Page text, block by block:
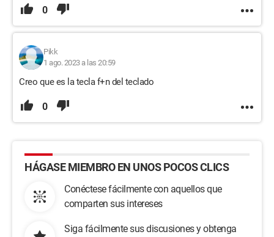
0
Pikk
1 ago. 2023 a las 20:59
Creo que es la tecla f+n del teclado
0
HÁGASE MIEMBRO EN UNOS POCOS CLICS
Conéctese fácilmente con aquellos que
comparten sus intereses
Siga fácilmente sus discusiones y obtenga